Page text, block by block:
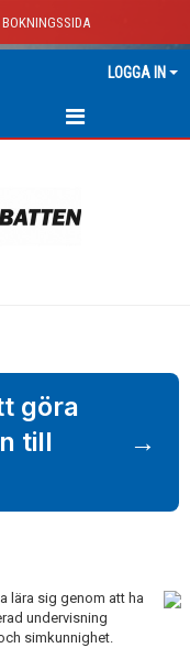
LOGGA IN
göra
till
→
lära sig genom att ha
undervisning
simkunnighet.